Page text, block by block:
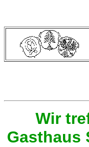
Wir
Gasthaus